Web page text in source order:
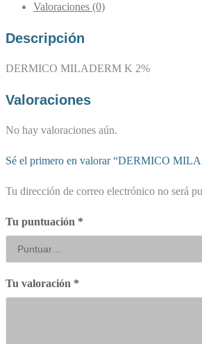
Valoraciones (0)
Descripción
DERMICO MILADERM K 2%
Valoraciones
No hay valoraciones aún.
Sé el primero en valorar “DERMICO
Tu dirección de correo electrónico no será
Tu puntuación *
Tu valoración *